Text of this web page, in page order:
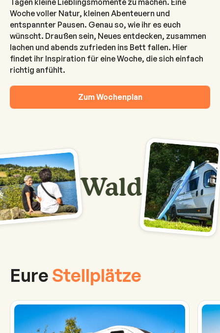
Tagen kleine Lieblingsmomente zu machen. Eine
Woche voller Natur, kleinen Abenteuern und
entspannter Pausen. Genau so, wie ihr es euch
wünscht. Draußen sein, Neues entdecken, zusammen
lachen und abends zufrieden ins Bett fallen. Hier
findet ihr Inspiration für eine Woche, die sich einfach
richtig anfühlt.
Zum Wochenplan
Wald
Eure Stellplätze